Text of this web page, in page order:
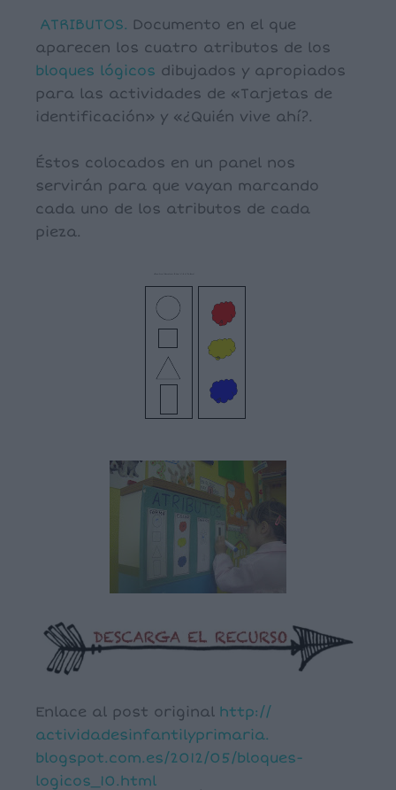
ATRIBUTOS. Documento en el que
aparecen los cuatro atributos de los
bloques lógicos dibujados y apropiados
para las actividades de «Tarjetas de
identificación» y «¿Quién vive ahí?.
Éstos colocados en un panel nos
servirán para que vayan marcando
cada uno de los atributos de cada
pieza.
Enlace al post original http://
actividadesinfantilyprimaria.
blogspot.com.es/2012/05/bloques-
logicos_10.html